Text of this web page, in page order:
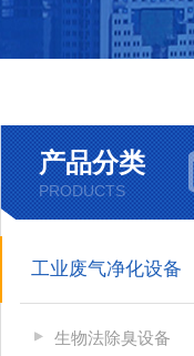
产品分类
PRODUCTS
工业废气净化设备
生物法除臭设备